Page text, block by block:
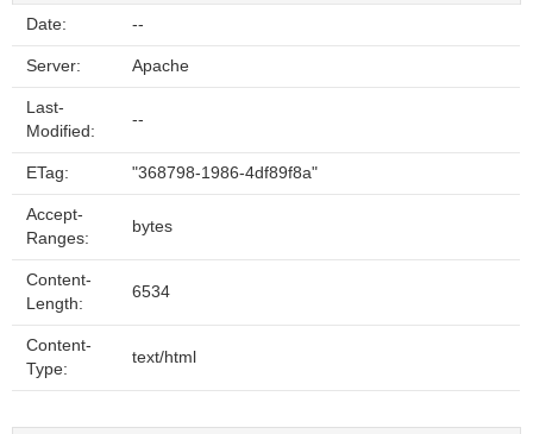
Date: --
Server: Apache
Last-
Modified:
--
ETag: "368798-1986-4df89f8a"
Accept-
Ranges:
bytes
Content-
Length:
6534
Content-
Type:
text/html